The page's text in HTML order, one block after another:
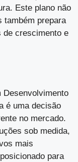
Este plano não
também prepara
de crescimento e
Desenvolvimento
é uma decisão
no mercado.
sob medida,
mais
para